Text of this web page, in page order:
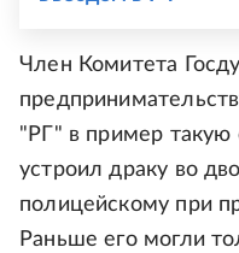
Член Комитета
"РГ" в пример
устроил драку во
полицейскому при
Раньше его могли